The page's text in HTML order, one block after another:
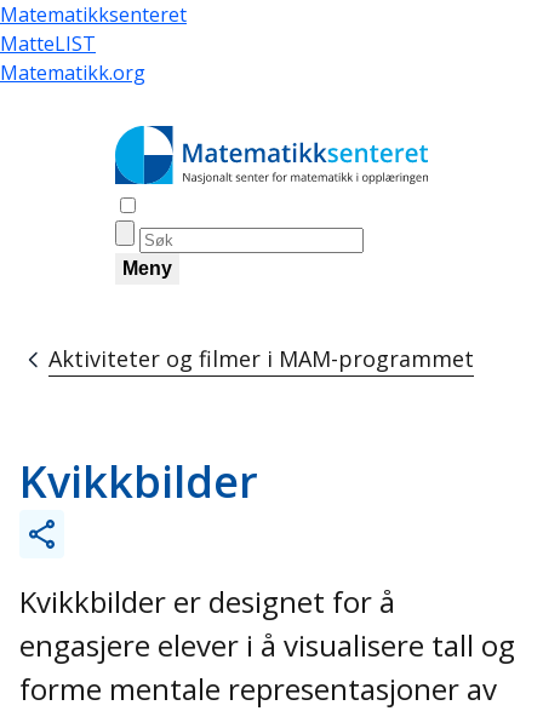
Skip
to
main
Matematikksenteret
MatteLIST
Matematikk.org
Meny
Breadcrumb
Aktiviteter og filmer i MAM-programmet
Kvikkbilder
Kvikkbilder er designet for å
engasjere elever i å visualisere tall og
forme mentale representasjoner av